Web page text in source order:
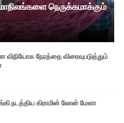
நெருக்கமாக்கும்
நேரத்தை விரைவுபடுத்தும்
நடத்திய கிராமின் லோன் மேளா